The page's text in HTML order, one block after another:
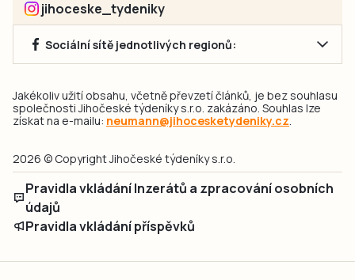
jihoceske_tydeniky
Sociální sítě jednotlivých regionů:
Jakékoliv užití obsahu, včetně převzetí článků, je bez souhlasu
společnosti Jihočeské týdeníky s.r.o. zakázáno. Souhlas lze
získat na e-mailu: neumann@jihocesketydeniky.cz.
2026 © Copyright Jihočeské týdeníky s.r.o.
Pravidla vkládání Inzerátů a zpracování osobních
údajů
Pravidla vkládání příspěvků